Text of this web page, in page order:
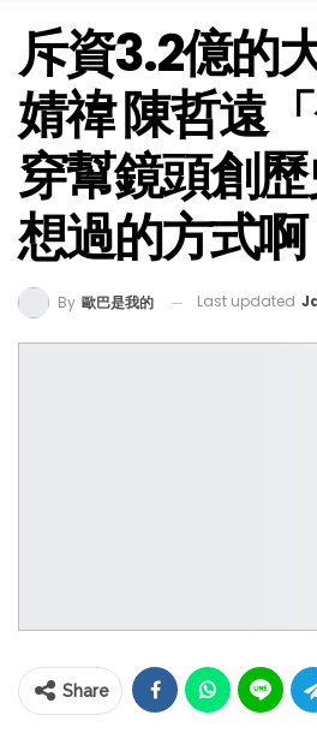
斥資3.2億的
婧禕 陳哲遠
穿幫鏡頭創
想過的方式啊
By 歐巴是我的 Last updated
Share